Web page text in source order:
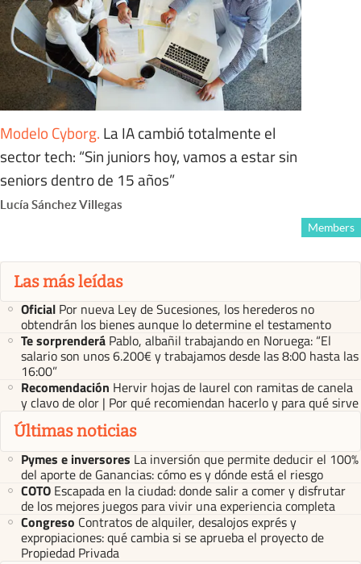
Modelo Cyborg. La IA cambió totalmente el
sector tech: “Sin juniors hoy, vamos a estar sin
seniors dentro de 15 años”
Lucía Sánchez Villegas
Members
Las más leídas
Oficial Por nueva Ley de Sucesiones, los herederos no
obtendrán los bienes aunque lo determine el testamento
Te sorprenderá Pablo, albañil trabajando en Noruega: “El
salario son unos 6.200€ y trabajamos desde las 8:00 hasta las
16:00”
Recomendación Hervir hojas de laurel con ramitas de canela
y clavo de olor | Por qué recomiendan hacerlo y para qué sirve
Últimas noticias
Pymes e inversores La inversión que permite deducir el 100%
del aporte de Ganancias: cómo es y dónde está el riesgo
COTO Escapada en la ciudad: donde salir a comer y disfrutar
de los mejores juegos para vivir una experiencia completa
Congreso Contratos de alquiler, desalojos exprés y
expropiaciones: qué cambia si se aprueba el proyecto de
Propiedad Privada